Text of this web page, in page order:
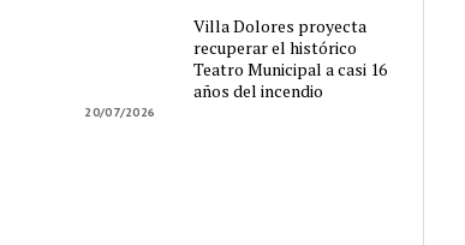
Villa Dolores proyecta
recuperar el histórico
Teatro Municipal a casi 16
años del incendio
20/07/2026